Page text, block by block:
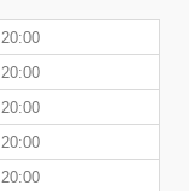
20:00
20:00
20:00
20:00
20:00